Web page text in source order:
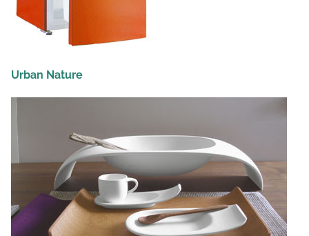
Urban Nature